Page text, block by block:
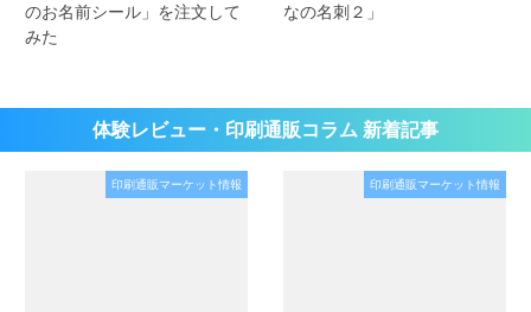
のお名前シール」を注文して
みた
なの名刺２」
体験レビュー・印刷通販コラム 新着記事
印刷通販マーケット情報 印刷通販マーケット情報